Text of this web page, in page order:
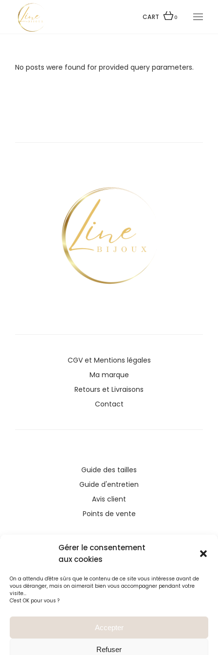
Gérer le consentement
aux cookies
On a attendu d'être sûrs que le contenu de ce site vous intéresse avant de
vous déranger, mais on aimerait bien vous accompagner pendant votre
visite...
C'est OK pour vous ?
Accepter
Refuser
content
CART 0
No posts were found for provided query parameters.
CGVet Mentions légales
Ma marque
Retours et Livraisons
Contact
Guide des tailles
Guide d'entretien
Avis client
Points de vente
UE), dans le cadre de la réponse de l’Union
européenne à la pandémie COVID-19. L’Europe
s’engage à La Réunion